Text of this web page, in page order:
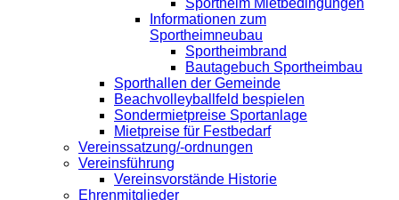
Sportheim Mietbedingungen
Informationen zum
Sportheimneubau
Sportheimbrand
Bautagebuch Sportheimbau
Sporthallen der Gemeinde
Beachvolleyballfeld bespielen
Sondermietpreise Sportanlage
Mietpreise für Festbedarf
Vereinssatzung/-ordnungen
Vereinsführung
Vereinsvorstände Historie
Ehrenmitglieder